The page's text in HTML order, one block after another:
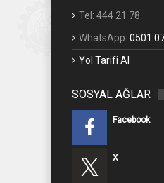
Tel: 444 21 78
WhatsApp: 0501
Yol Tarifi Al
SOSYAL AĞLAR
Facebook
X